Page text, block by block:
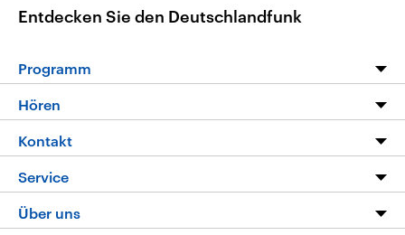
Entdecken Sie den Deutschlandfunk
Programm
Programm
Die Nachrichten
Nachrichtenleicht
Neue Beiträge auf dlf.de
Hören
Livestream
Podcasts
Deutschlandfunk App
Kontakt
Hörerservice
Service
FAQ
Über uns